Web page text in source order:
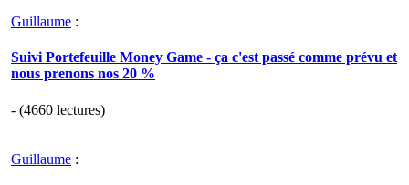
Guillaume :
Suivi Portefeuille Money Game - ça c'est passé comme prévu et
nous prenons nos 20 %
- (4660 lectures)
Guillaume :